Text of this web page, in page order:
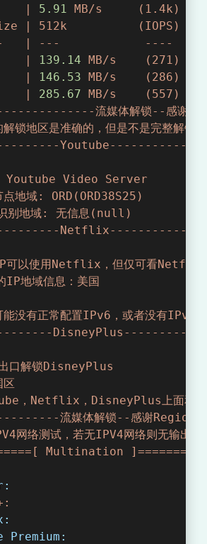
| 5.91 MB/s (1.4k)
| 512k (IOPS)
| --- ----
| 139.14 MB/s (271)
| 146.53 MB/s (286)
| 285.67 MB/s (557)
流媒体解锁--感
解锁地区是准确的，但是不是完整解锁
Youtube Video
Server
点地域:
ORD(ORD38S25)
别地域:
无信息(null)
可以使用Netflix，但仅可看Netflix
IP地域信息：美国
能没有正常配置IPv6，或者没有IPv6
口解锁DisneyPlus
区
，Netflix，DisneyPlus上面和下
流媒体解锁--感谢
网络测试，若无IPV4网络则无输出
Multination
Premium: